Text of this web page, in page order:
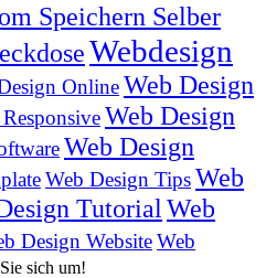
Speichern Selber
Webdesign
OnlineWeb Design
Web Design
Web Design
Web Design TipsWeb
Tutorial Web
Design WebsiteWeb
sich um!